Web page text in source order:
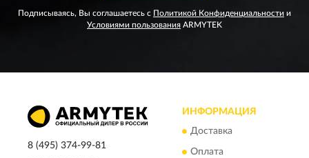
Подписываясь, Вы соглашаетесь с Политикой Конфиденциальности и
Условиями пользования ARMYTEK
8 (495) 374-99-81
ИНФОРМАЦИЯ
Доставка
Оплата